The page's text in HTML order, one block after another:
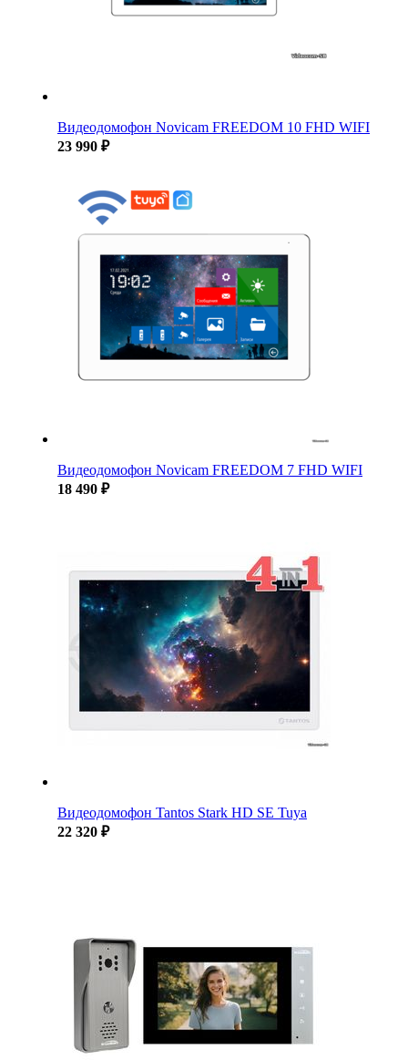
Видеодомофон Novicam FREEDOM 10 FHD WIFI
23 990 ₽
Видеодомофон Novicam FREEDOM 7 FHD WIFI
18 490 ₽
Видеодомофон Tantos Stark HD SE Tuya
22 320 ₽